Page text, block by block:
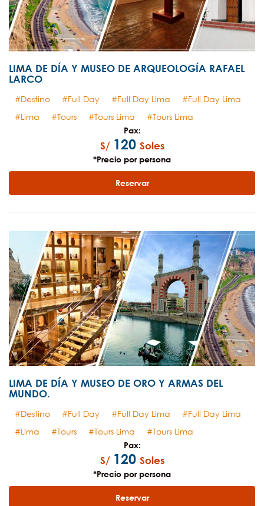
LIMA DE DÍA Y MUSEO DE ARQUEOLOGÍA RAFAEL
LARCO
Destino Full Day Full Day Lima
Full Day Lima
Lima
Tours Tours Lima
Tours Lima
Pax:
S/ 120 Soles
*Precio por persona
Reservar
LIMA DE DÍA Y MUSEO DE ORO Y ARMAS DEL
MUNDO.
Destino Full Day Full Day Lima
Full Day Lima
Lima
Tours Tours Lima
Tours Lima
Pax:
S/ 120 Soles
*Precio por persona
Reservar